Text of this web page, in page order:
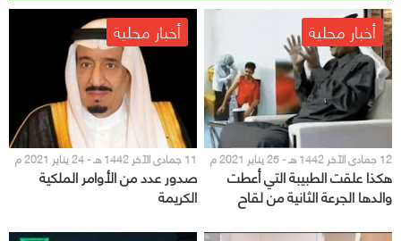
أخبار محلية
12 جمادى الآخر 1442 هـ - 25 يناير 2021 م
هكذا علقت الطبيبة التي أعطت
والدها الجرعة الثانية من لقاح
“كورونا” على الواقعة (فيديو)
أخبار محلية
11 جمادى الآخر 1442 هـ - 24 يناير 2021 م
صدور عدد من الأوامر الملكية
الكريمة